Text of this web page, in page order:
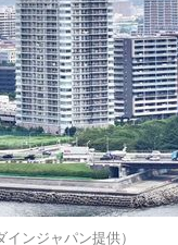
ンジャパン提供）